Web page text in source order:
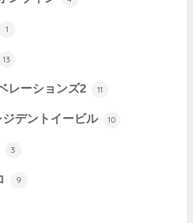
1
13
レーションズ2 11
デントイービル 10
3
9